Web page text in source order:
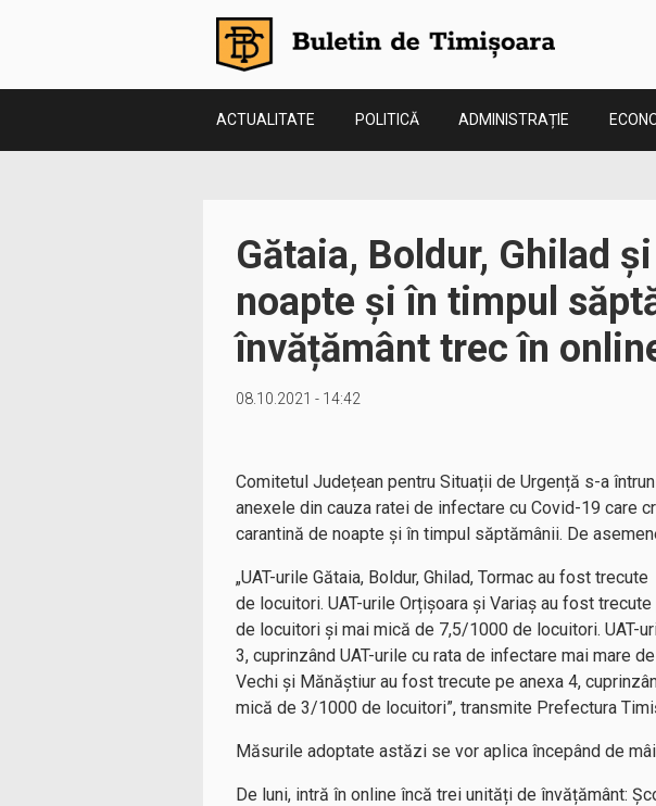
ACTUALITATE POLITICĂ ADMINISTRAȚIE
Gătaia, Boldur, Ghilad
noapte și în timpul
învățământ trec în
08.10.2021 - 14:42
Comitetul Județean pentru Situații de Urgență s-a
anexele din cauza ratei de infectare cu Covid-19 care
carantină de noapte și în timpul săptămânii. De
„UAT-urile Gătaia, Boldur, Ghilad, Tormac au fost
de locuitori. UAT-urile Orțișoara și Variaș au fost
de locuitori și mai mică de 7,5/1000 de locuitori. UAT-
3, cuprinzând UAT-urile cu rata de infectare mai mare
Vechi și Mănăștiur au fost trecute pe anexa 4,
mică de 3/1000 de locuitori”, transmite Prefectura
Măsurile adoptate astăzi se vor aplica începând de
De luni, intră în online încă trei unități de învățământ: